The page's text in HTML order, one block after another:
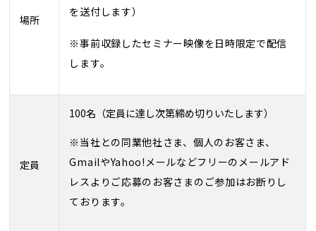
場所
を送付します）
※事前収録したセミナー映像を日時限定で配信
します。
定員
100名（定員に達し次第締め切りいたします）
※当社との同業他社さま、個人のお客さま、
GmailやYahoo!メールなどフリーのメールアド
レスよりご応募のお客さまのご参加はお断りし
ております。